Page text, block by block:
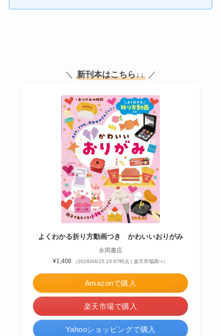
＼ 新刊本はこちら↓↓／
よくわかる折り方動画つき かわいいおりがみ
永岡書店
¥1,408
（2026/04/15 15:07時点 | 楽天市場調べ）
Amazonで購入
楽天市場で購入
Yahooショッピングで購入